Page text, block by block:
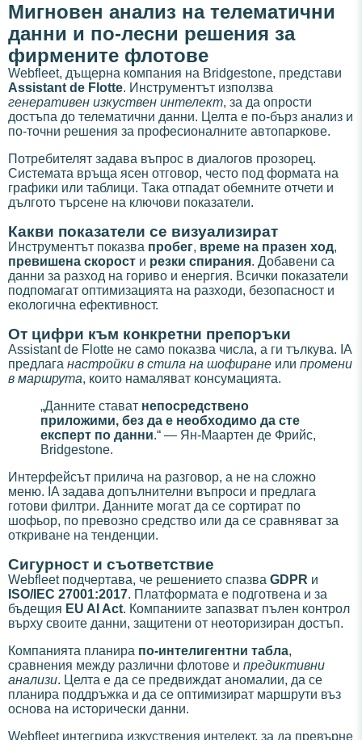
Мигновен анализ на телематични
данни и по-лесни решения за
фирмените флотове
Webfleet, дъщерна компания на Bridgestone, представи
Assistant de Flotte. Инструментът използва
генеративен изкуствен интелект, за да опрости
достъпа до телематични данни. Целта е по-бърз анализ и
по-точни решения за професионалните автопаркове.
Потребителят задава въпрос в диалогов прозорец.
Системата връща ясен отговор, често под формата на
графики или таблици. Така отпадат обемните отчети и
дългото търсене на ключови показатели.
Какви показатели се визуализират
Инструментът показва пробег, време на празен ход,
превишена скорост и резки спирания. Добавени са
данни за разход на гориво и енергия. Всички показатели
подпомагат оптимизацията на разходи, безопасност и
екологична ефективност.
От цифри към конкретни препоръки
Assistant de Flotte не само показва числа, а ги тълкува. IA
предлага настройки в стила на шофиране или промени
в маршрута, които намаляват консумацията.
„Данните стават непосредствено
приложими, без да е необходимо да сте
експерт по данни.“ — Ян-Маартен де Фрийс,
Bridgestone.
Интерфейсът прилича на разговор, а не на сложно
меню. IA задава допълнителни въпроси и предлага
готови филтри. Данните могат да се сортират по
шофьор, по превозно средство или да се сравняват за
откриване на тенденции.
Сигурност и съответствие
Webfleet подчертава, че решението спазва GDPR и
ISO/IEC 27001:2017. Платформата е подготвена и за
бъдещия EU AI Act. Компаниите запазват пълен контрол
върху своите данни, защитени от неоторизиран достъп.
Компанията планира по-интелигентни табла,
сравнения между различни флотове и предиктивни
анализи. Целта е да се предвиждат аномалии, да се
планира поддръжка и да се оптимизират маршрути въз
основа на исторически данни.
Webfleet интегрира изкуствения интелект, за да превърне